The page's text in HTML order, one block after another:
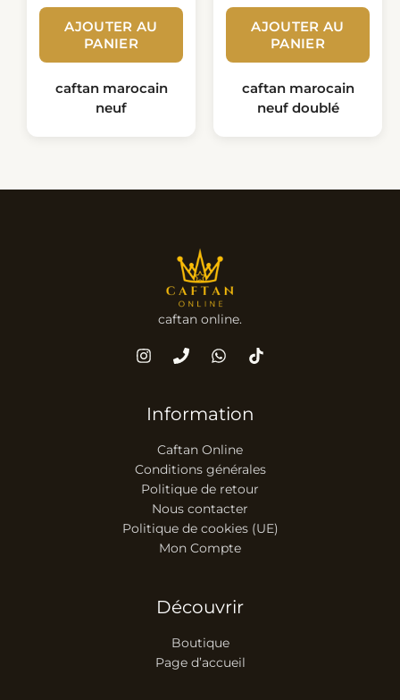
AJOUTER AU
PANIER
caftan marocain
neuf
AJOUTER AU
PANIER
caftan marocain
neuf doublé
caftan online.
Information
Caftan Online
Conditions générales
Politique de retour
Nous contacter
Politique de cookies (UE)
Mon Compte
Découvrir
Boutique
Page d’accueil